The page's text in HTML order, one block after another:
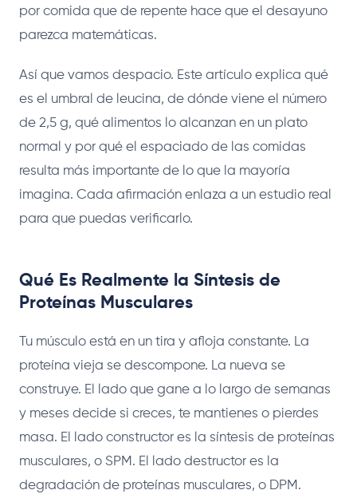
por comida que de repente hace que el desayuno
parezca matemáticas.
Así que vamos despacio. Este artículo explica qué
es el umbral de leucina, de dónde viene el número
de 2,5 g, qué alimentos lo alcanzan en un plato
normal y por qué el espaciado de las comidas
resulta más importante de lo que la mayoría
imagina. Cada afirmación enlaza a un estudio real
para que puedas verificarlo.
Qué Es Realmente la Síntesis de
Proteínas Musculares
Tu músculo está en un tira y afloja constante. La
proteína vieja se descompone. La nueva se
construye. El lado que gane a lo largo de semanas
y meses decide si creces, te mantienes o pierdes
masa. El lado constructor es la síntesis de proteínas
musculares, o SPM. El lado destructor es la
degradación de proteínas musculares, o DPM.